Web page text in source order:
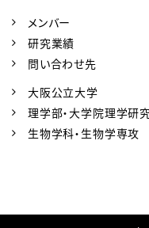
メンバー
研究業績
問い合わせ先
大阪公立大学
理学部・大学院理学研
生物学科・生物学専攻